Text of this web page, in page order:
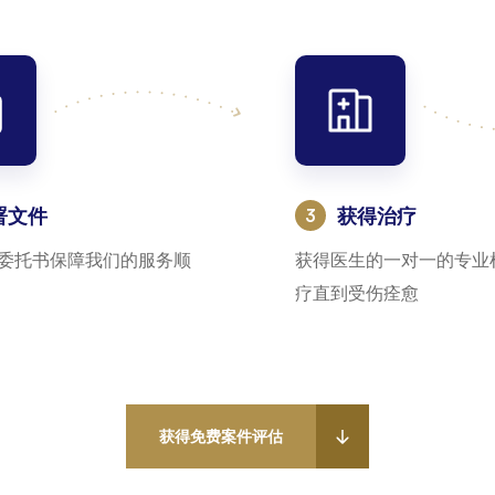
文件
托书保障我们的服务顺
: 获得治疗
获得医生的一对一的专业
疗直到受伤痊愈
获得免费案件评估